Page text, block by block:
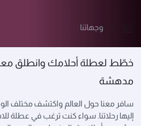
وجهاتنا
خطّط لعطلة أحلامك وانطلق
مدهشة
سافر معنا حول العالم واكتشف مختلف
إليها رحلاتنا. سواء كنت ترغب في عطلة